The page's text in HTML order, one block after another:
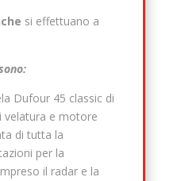
si effettuano a
Dufour 45 classic di
velatura e motore
di tutta la
per la
il radar e la